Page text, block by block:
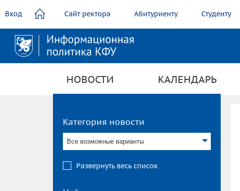
содержанию
Вход Сайт ректора Абитуриенту Студенту
НОВОСТИ КАЛЕНДАРЬ
Категория новости
Все возможные варианты
Развернуть весь список